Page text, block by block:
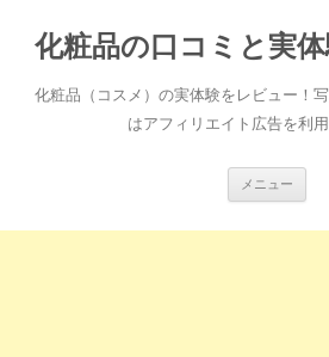
化粧品の口コミと実
化粧品（コスメ）の実体験をレビュー！
はアフィリエイト広告を利
メニュー